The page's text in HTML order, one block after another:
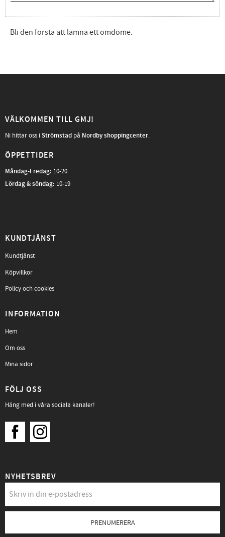
Bli den första att lämna ett omdöme.
VÄLKOMMEN TILL GMJ!
Ni hittar oss iStrömstad på Nordby shoppingcenter.
ÖPPETTIDER
Måndag-Fredag: 10-20
Lördag & söndag: 10-19
KUNDTJÄNST
Kundtjänst
Köpvillkor
Policy och cookies
INFORMATION
Hem
Om oss
Mina sidor
FÖLJ OSS
Häng med i våra sociala kanaler!
NYHETSBREV
PRENUMERERA